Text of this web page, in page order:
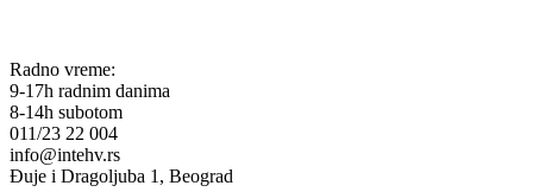
Radno vreme:
9-17h radnim danima
8-14h subotom
011/23 22 004
info@intehv.rs
Đuje i Dragoljuba 1, Beograd